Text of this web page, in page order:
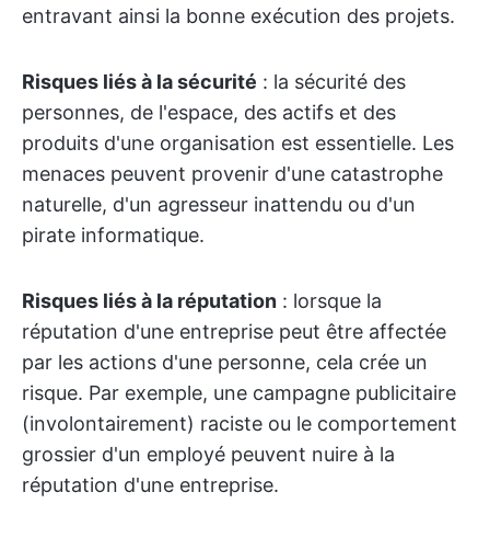
entravant ainsi la bonne exécution des projets.
Risques liés à la sécurité : la sécurité des
personnes, de l'espace, des actifs et des
produits d'une organisation est essentielle. Les
menaces peuvent provenir d'une catastrophe
naturelle, d'un agresseur inattendu ou d'un
pirate informatique.
Risques liés à la réputation : lorsque la
réputation d'une entreprise peut être affectée
par les actions d'une personne, cela crée un
risque. Par exemple, une campagne publicitaire
(involontairement) raciste ou le comportement
grossier d'un employé peuvent nuire à la
réputation d'une entreprise.